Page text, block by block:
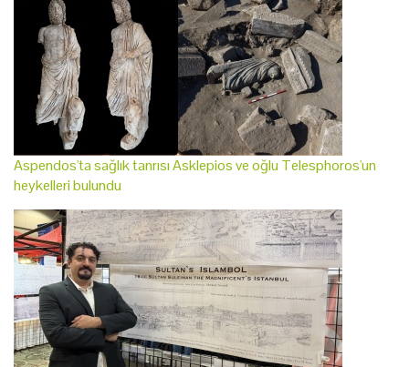
Aspendos'ta sağlık tanrısı Asklepios ve oğlu Telesphoros'un
heykelleri bulundu